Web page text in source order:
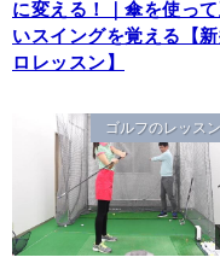
に変える！｜傘を使っ
いスイングを覚える【
ロレッスン】
ゴルフのレッス